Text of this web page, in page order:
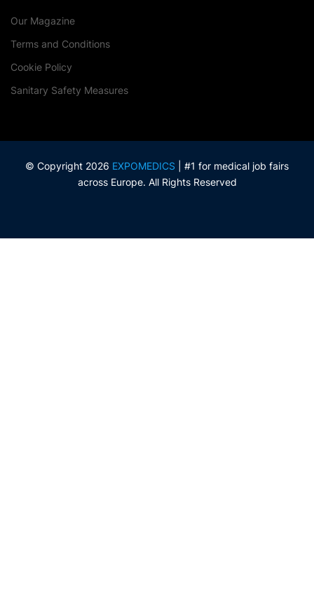
Our Magazine
Terms and Conditions
Cookie Policy
Sanitary Safety Measures
© Copyright 2026 EXPOMEDICS | #1 for medical job fairs
across Europe. All Rights Reserved